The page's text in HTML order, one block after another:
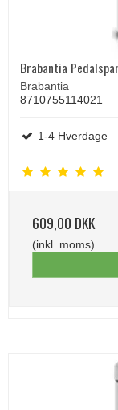
Brabantia
Brabantia
8710755114021
1-4 Hverdage
609,00 DKK
(inkl. moms)